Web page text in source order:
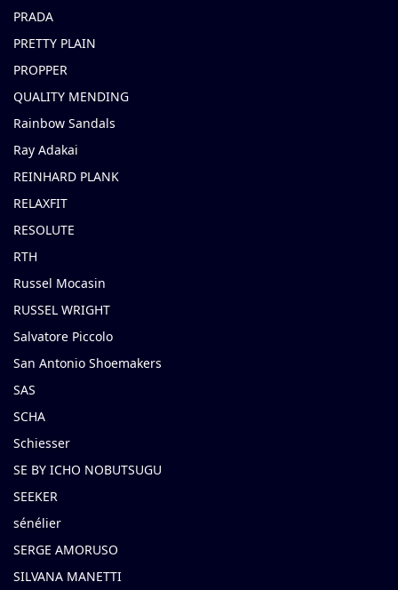
PRADA
PRETTY PLAIN
PROPPER
QUALITY MENDING
Rainbow Sandals
Ray Adakai
REINHARD PLANK
RELAXFIT
RESOLUTE
RTH
Russel Mocasin
RUSSEL WRIGHT
Salvatore Piccolo
San Antonio Shoemakers
SAS
SCHA
Schiesser
SE BY ICHO NOBUTSUGU
SEEKER
sénélier
SERGE AMORUSO
SILVANA MANETTI